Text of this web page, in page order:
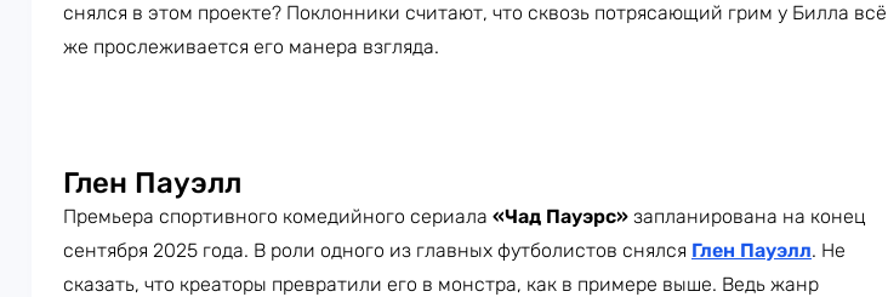
снялся в этом проекте? Поклонники считают, что сквозь потрясающий грим у Билла всё
же прослеживается его манера взгляда.
Глен Пауэлл
Премьера спортивного комедийного сериала «Чад Пауэрс» запланирована на конец
сентября 2025 года. В роли одного из главных футболистов снялся Глен Пауэлл. Не
сказать, что креаторы превратили его в монстра, как в примере выше. Ведь жанр